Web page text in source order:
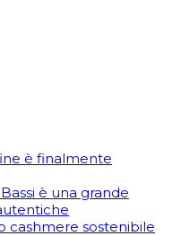
è finalmente
è una grande
cashmere sostenibile